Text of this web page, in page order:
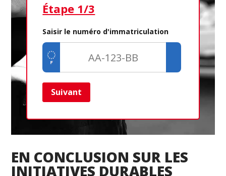
Étape 1/3
Saisir le numéro d'immatriculation
Suivant
EN CONCLUSION SUR LES
INITIATIVES DURABLES